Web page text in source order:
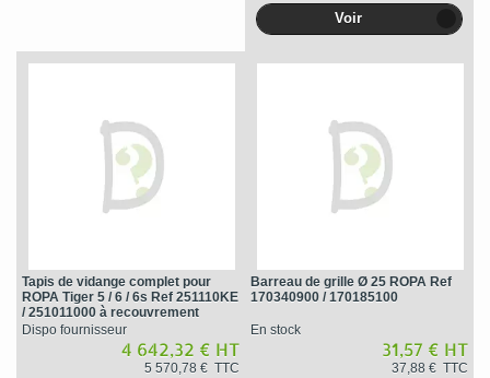
Voir
Tapis de vidange complet pour
ROPA Tiger 5 / 6 / 6s Ref 251110KE
/ 251011000 à recouvrement
Dispo fournisseur
4 642,32 € HT
5 570,78 € TTC
Barreau de grille Ø 25 ROPA Ref
170340900 / 170185100
En stock
31,57 € HT
37,88 € TTC